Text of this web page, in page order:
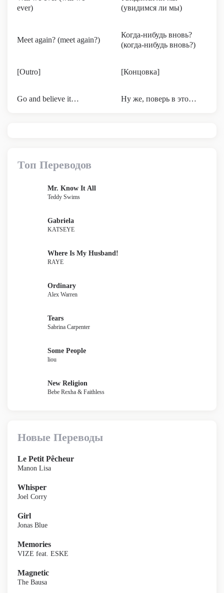
ever)
(увидимся ли мы)
Meet again? (meet again?)
Когда-нибудь вновь?
(когда-нибудь вновь?)
[Outro] [Концовка]
Go and believe it… Ну же, поверь в это…
Топ Переводов
Mr. Know It All
Teddy Swims
Gabriela
KATSEYE
Where Is My Husband!
RAYE
Ordinary
Alex Warren
Tears
Sabrina Carpenter
Some People
liou
New Religion
Bebe Rexha & Faithless
Новые Переводы
Le Petit Pêcheur
Manon Lisa
Whisper
Joel Corry
Girl
Jonas Blue
Memories
VIZE feat. ESKE
Magnetic
The Bausa